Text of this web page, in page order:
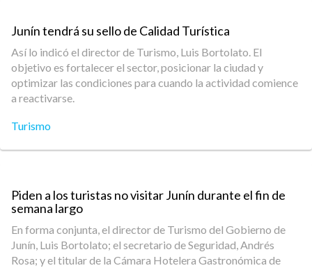
Junín tendrá su sello de Calidad Turística
Así lo indicó el director de Turismo, Luis Bortolato. El
objetivo es fortalecer el sector, posicionar la ciudad y
optimizar las condiciones para cuando la actividad comience
a reactivarse.
Turismo
Piden a los turistas no visitar Junín durante el fin de
semana largo
En forma conjunta, el director de Turismo del Gobierno de
Junín, Luis Bortolato; el secretario de Seguridad, Andrés
Rosa; y el titular de la Cámara Hotelera Gastronómica de